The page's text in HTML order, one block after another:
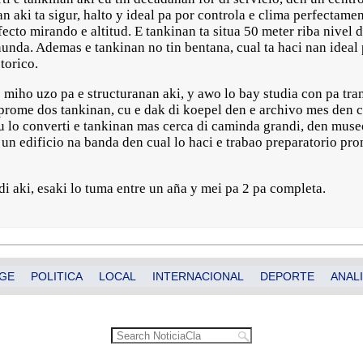
aki ta sigur, halto y ideal pa por controla e clima
mirando e altitud. E tankinan ta situa 50 meter riba nivel
Ademas e tankinan no tin bentana, cual ta haci nan ideal
miho uzo pa e structuranan aki, y awo lo bay studia con pa
dos tankinan, cu e dak di koepel den e archivo mes den
converti e tankinan mas cerca di caminda grandi, den
edificio na banda den cual lo haci e trabao preparatorio
aki, esaki lo tuma entre un aña y mei pa 2 pa completa.
POLITICA LOCAL INTERNACIONAL DEPORTE